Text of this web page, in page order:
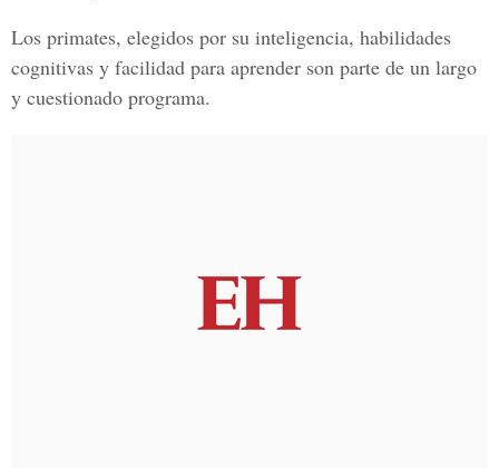
Los primates, elegidos por su inteligencia, habilidades
cognitivas y facilidad para aprender son parte de un largo
y cuestionado programa.